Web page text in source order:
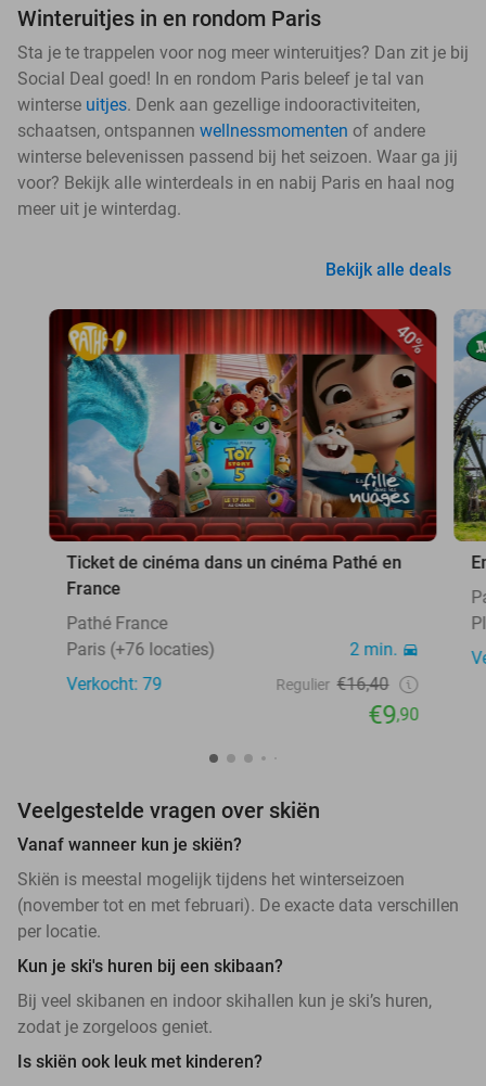
Winteruitjes in en rondom Paris
Sta je te trappelen voor nog meer winteruitjes? Dan zit je bij
Social Deal goed! In en rondom Paris beleef je tal van
winterse uitjes. Denk aan gezellige indooractiviteiten,
schaatsen, ontspannen wellnessmomenten of andere
winterse belevenissen passend bij het seizoen. Waar ga jij
voor? Bekijk alle winterdeals in en nabij Paris en haal nog
meer uit je winterdag.
Bekijk alle deals
40%
Ticket de cinéma dans un cinéma Pathé en
France
Pathé France
Paris (+76 locaties)
2 min.
Verkocht: 79
Regulier €16,40
€9,90
Veelgestelde vragen over skiën
Vanaf wanneer kun je skiën?
Skiën is meestal mogelijk tijdens het winterseizoen
(november tot en met februari). De exacte data verschillen
per locatie.
Kun je ski's huren bij een skibaan?
Bij veel skibanen en indoor skihallen kun je ski’s huren,
zodat je zorgeloos geniet.
Is skiën ook leuk met kinderen?